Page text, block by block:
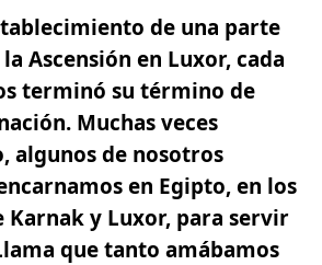
de una parte
Ascensión en Luxor, cada
terminó su término de
Muchas veces
algunos de nosotros
en Egipto, en los
Karnak y Luxor, para servir
que tanto amábamos